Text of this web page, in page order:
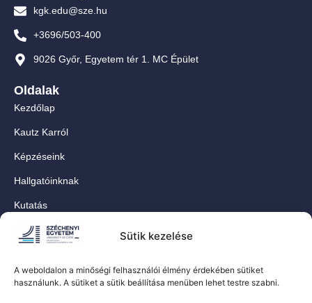
Sütik kezelése
A weboldalon a minőségi felhasználói élmény érdekében sütiket
használunk. A sütiket a sütik beállítása menüben lehet testre szabni.
kgk.edu@sze.hu
+3696/503-400
9026 Győr, Egyetem tér 1. MC Épület
Oldalak
Kezdőlap
Kautz Karról
Képzéseink
Hallgatóinknak
Kutatás
Munkatársainknak
For Our International Students